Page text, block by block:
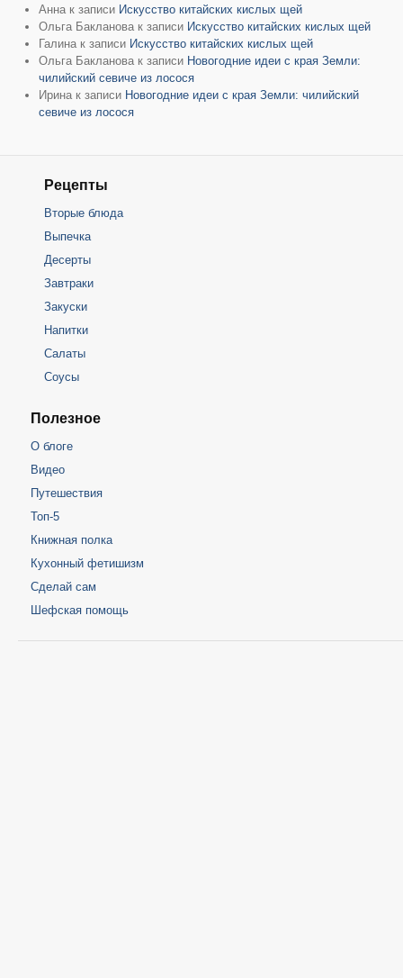
Анна к записи Искусство китайских кислых щей
Ольга Бакланова к записи Искусство китайских кислых щей
Галина к записи Искусство китайских кислых щей
Ольга Бакланова к записи Новогодние идеи с края Земли:
чилийский севиче из лосося
Ирина к записи Новогодние идеи с края Земли: чилийский
севиче из лосося
Рецепты
Вторые блюда
Выпечка
Десерты
Завтраки
Закуски
Напитки
Салаты
Соусы
Полезное
О блоге
Видео
Путешествия
Топ-5
Книжная полка
Кухонный фетишизм
Сделай сам
Шефская помощь